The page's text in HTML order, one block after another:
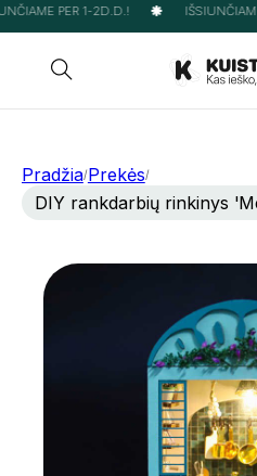
PER 1-2D.D.!
Pradžia/Prekės/
DIY rankdarbių rinkinys